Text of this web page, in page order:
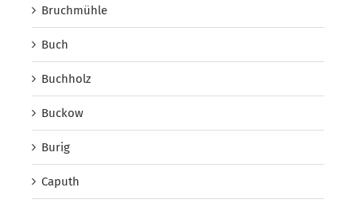
Bruchmühle
Buch
Buchholz
Buckow
Burig
Caputh